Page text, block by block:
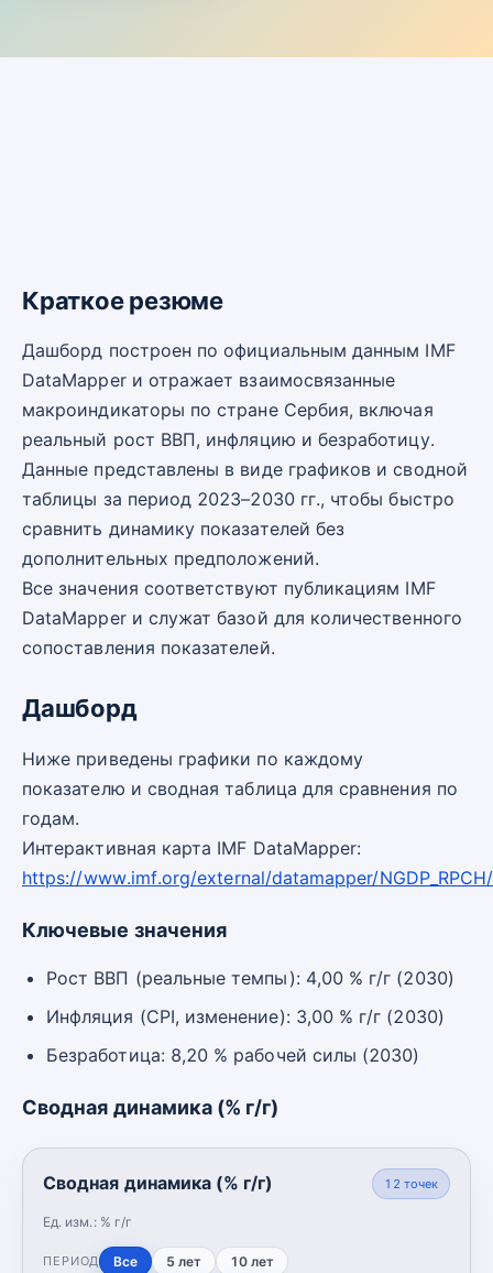
Краткое резюме
Дашборд построен по официальным данным IMF
DataMapper и отражает взаимосвязанные
макроиндикаторы по стране Сербия, включая
реальный рост ВВП, инфляцию и безработицу.
Данные представлены в виде графиков и сводной
таблицы за период 2023–2030 гг., чтобы быстро
сравнить динамику показателей без
дополнительных предположений.
Все значения соответствуют публикациям IMF
DataMapper и служат базой для количественного
сопоставления показателей.
Дашборд
Ниже приведены графики по каждому
показателю и сводная таблица для сравнения по
годам.
Интерактивная карта IMF DataMapper:
https://www.imf.org/external/datamapper/NGDP_RPCH/
Ключевые значения
Рост ВВП (реальные темпы): 4,00 % г/г (2030)
Инфляция (CPI, изменение): 3,00 % г/г (2030)
Безработица: 8,20 % рабочей силы (2030)
Сводная динамика (% г/г)
Сводная динамика (% г/г)
Ед. изм.: % г/г
12 точек
ПЕРИОД Все 5 лет 10 лет